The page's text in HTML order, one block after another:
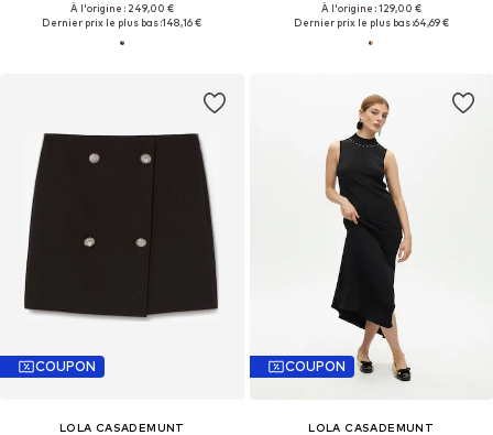
À l'origine : 249,00 €
Dernier prix le plus bas :148,16 €
À l'origine : 129,00 €
Dernier prix le plus bas :64,69 €
COUPON
LOLA CASADEMUNT
COUPON
LOLA CASADEMUNT